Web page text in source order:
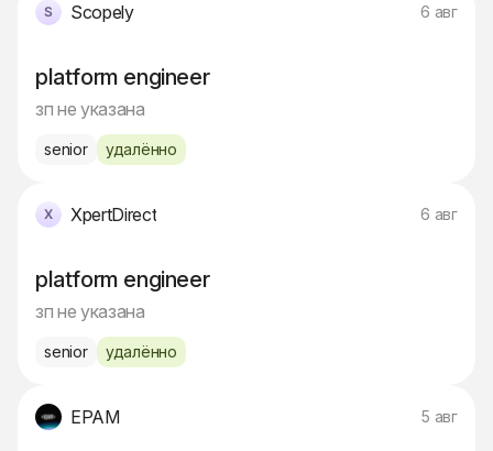
Scopely 6 авг
platform engineer
зп не указана
senior удалённо
XpertDirect 6 авг
platform engineer
зп не указана
senior удалённо
EPAM 5 авг